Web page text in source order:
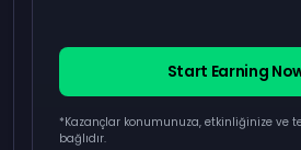
Start Earning
*Kazançlar konumunuza, etkinliğinize ve
bağlıdır.